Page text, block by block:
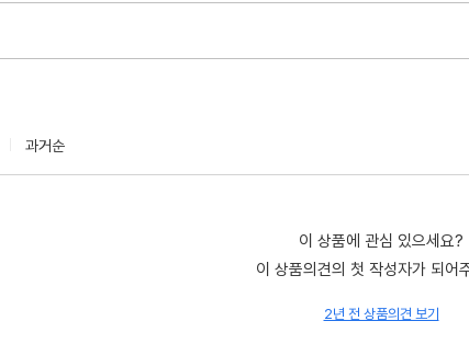
과거순
이 상품에 관심 있으세요?
이 상품의견의 첫 작성자가 되어
2년 전 상품의견 보기